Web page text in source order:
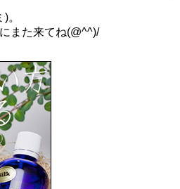
。
また来てね(@^^)/